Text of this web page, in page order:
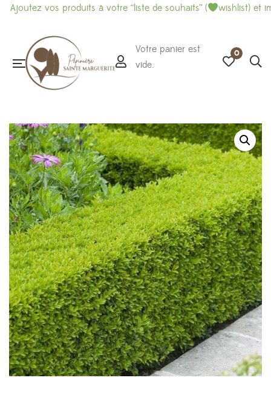
produits à votre “liste de souhaits” ( wishlist) et imprimez-là
Votre panier est
vide.
0